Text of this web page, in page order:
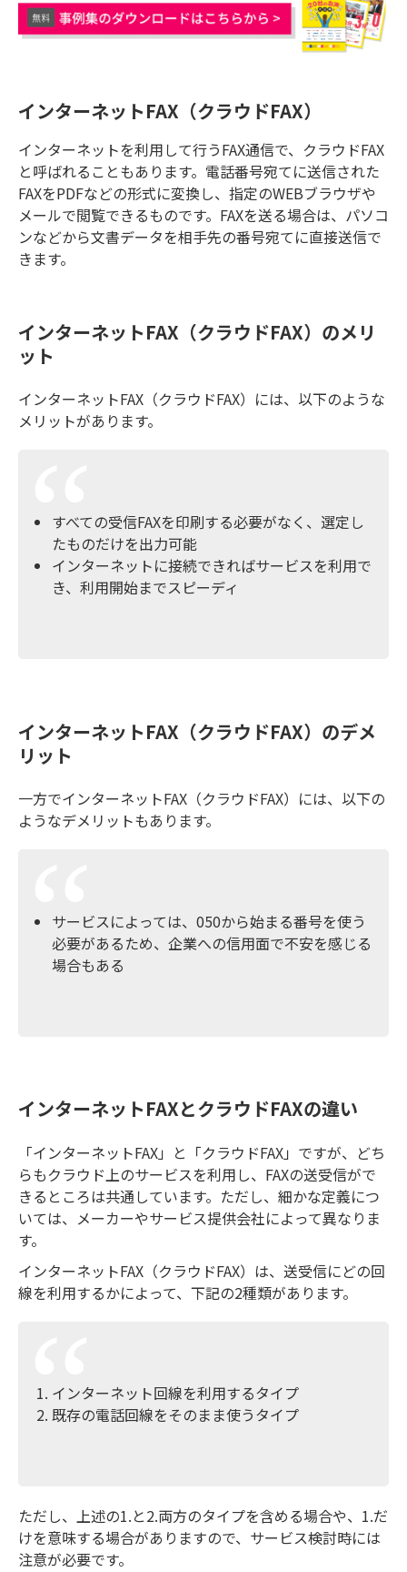
インターネットFAX（クラウドFAX）
インターネットを利用して行うFAX通信で、クラウドFAX
と呼ばれることもあります。電話番号宛てに送信された
FAXをPDFなどの形式に変換し、指定のWEBブラウザや
メールで閲覧できるものです。FAXを送る場合は、パソコ
ンなどから文書データを相手先の番号宛てに直接送信で
きます。
インターネットFAX（クラウドFAX）のメリ
ット
インターネットFAX（クラウドFAX）には、以下のような
メリットがあります。
すべての受信FAXを印刷する必要がなく、選定し
たものだけを出力可能
インターネットに接続できればサービスを利用で
き、利用開始までスピーディ
インターネットFAX（クラウドFAX）のデメ
リット
一方でインターネットFAX（クラウドFAX）には、以下の
ようなデメリットもあります。
サービスによっては、050から始まる番号を使う
必要があるため、企業への信用面で不安を感じる
場合もある
インターネットFAXとクラウドFAXの違い
「インターネットFAX」と「クラウドFAX」ですが、どち
らもクラウド上のサービスを利用し、FAXの送受信がで
きるところは共通しています。ただし、細かな定義につ
いては、メーカーやサービス提供会社によって異なりま
す。
インターネットFAX（クラウドFAX）は、送受信にどの回
線を利用するかによって、下記の2種類があります。
インターネット回線を利用するタイプ
既存の電話回線をそのまま使うタイプ
ただし、上述の1.と2.両方のタイプを含める場合や、1.だ
けを意味する場合がありますので、サービス検討時には
注意が必要です。